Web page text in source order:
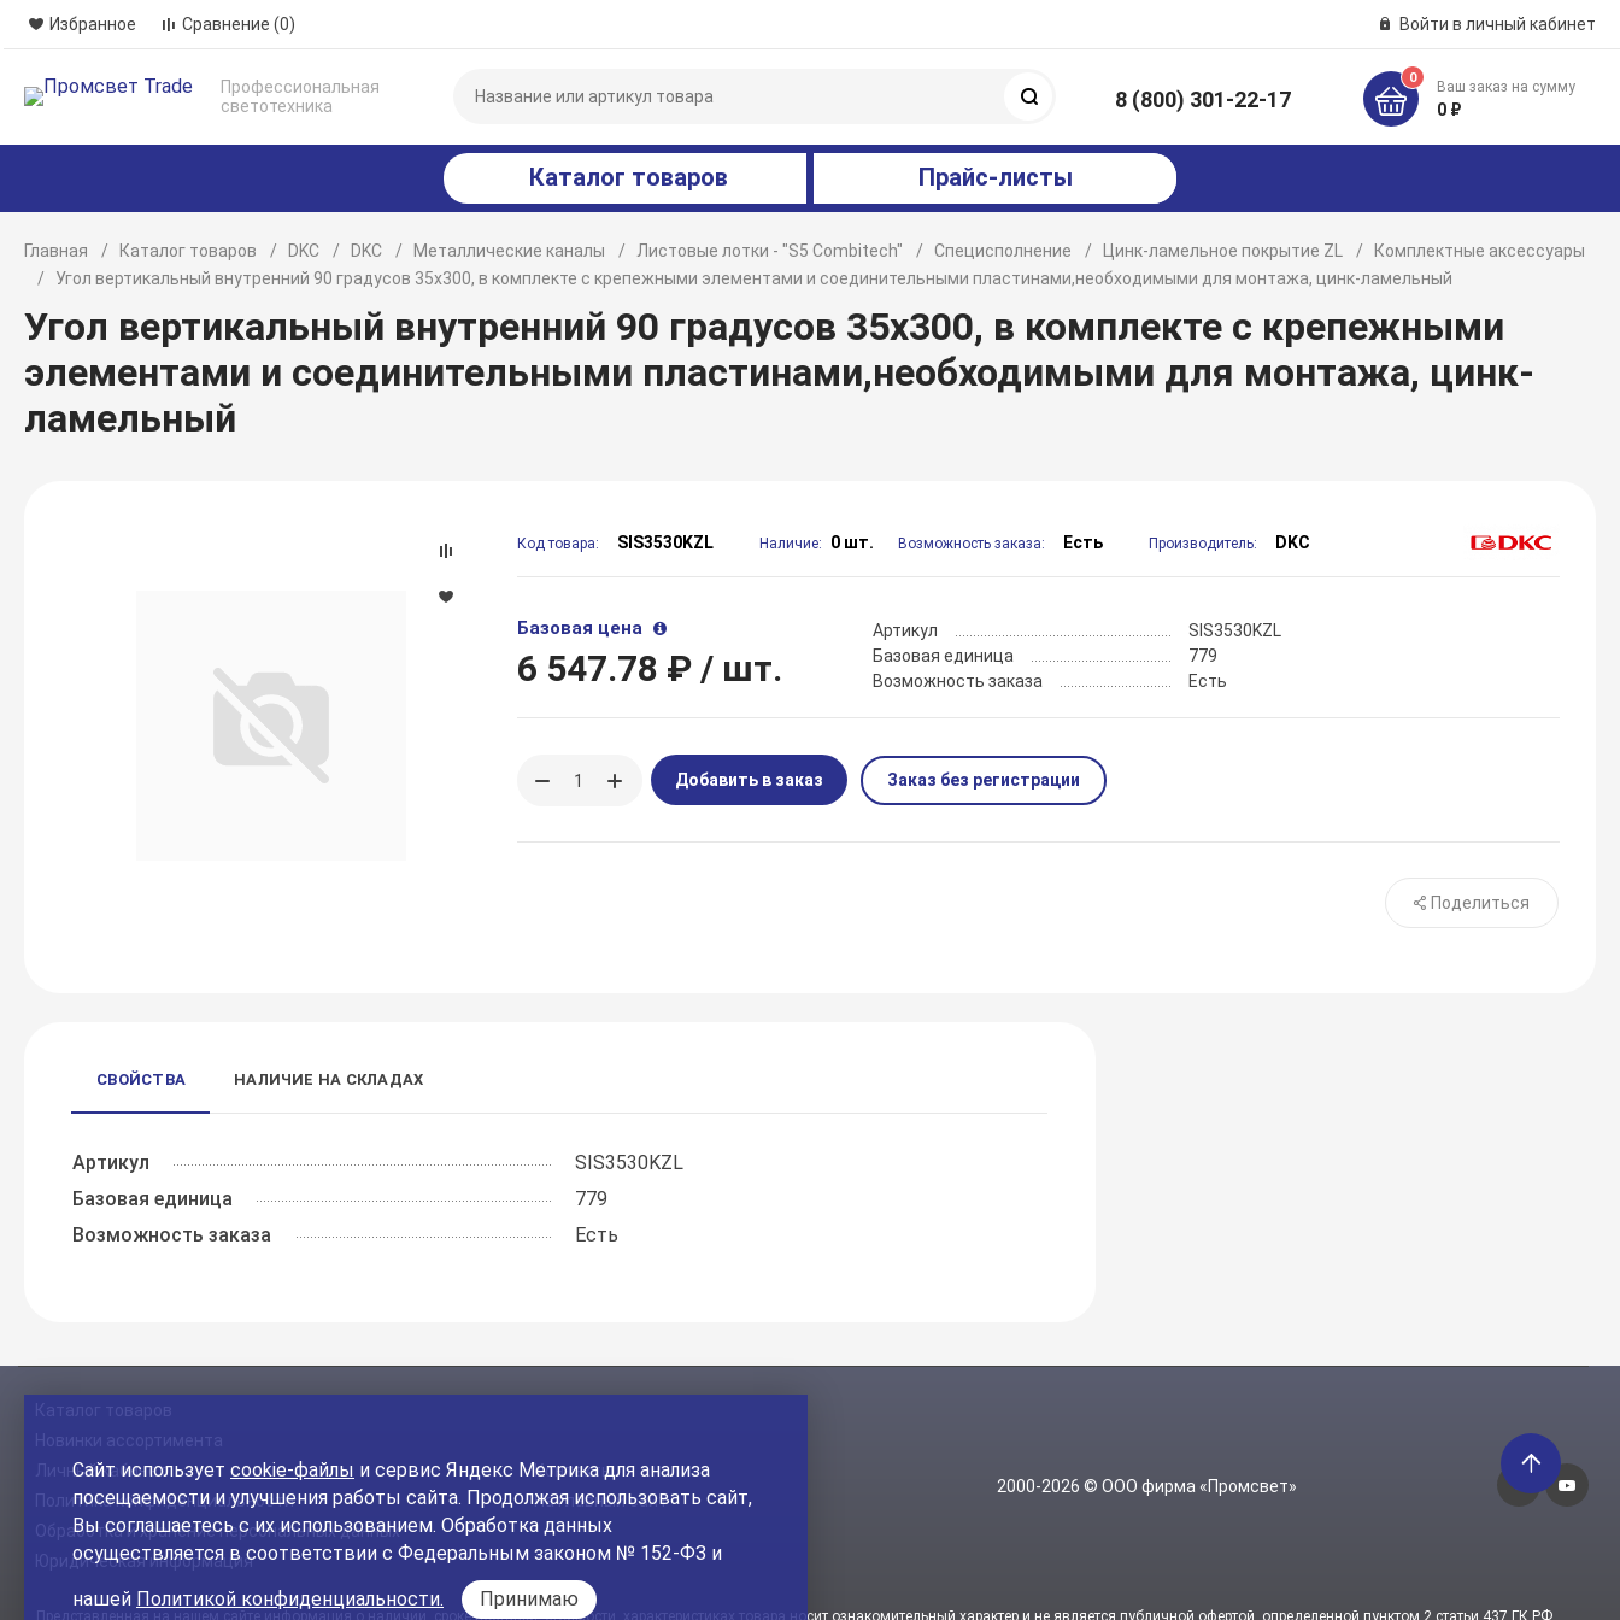
Избранное Сравнение (0) Войти в личный кабинет
Профессиональная
светотехника
8 (800) 301-22-17
0
Ваш заказ на сумму
0 ₽
Каталог товаров Прайс-листы
Главная Каталог товаров DKC DKC Металлические каналы Листовые лотки - "S5 Combitech" Специсполнение Цинк-ламельное покрытие ZL
Комплектные аксессуары
Угол вертикальный внутренний 90 градусов 35х300, в комплекте с крепежными элементами и соединительными пластинами,необходимыми для монтажа, цинк-ламельный
Угол вертикальный внутренний 90 градусов 35х300, в комплекте с крепежными
элементами и соединительными пластинами,необходимыми для монтажа, цинк-
ламельный
Код товара: SIS3530KZL Наличие: 0 шт. Возможность заказа: Есть Производитель: DKC
Базовая цена
6 547.78 ₽ / шт.
Артикул
SIS3530KZL
Базовая единица
779
Возможность заказа
Есть
Добавить в заказ Заказ без регистрации
Поделиться
СВОЙСТВА НАЛИЧИЕ НА СКЛАДАХ
Артикул
SIS3530KZL
Базовая единица
779
Возможность заказа
Есть
Каталог товаров
Новинки ассортимента
Личный кабинет
Политика конфиденциальности
Обработка и хранение персональных данных
Юридическая информация
Контакты
На главный сайт
2000-2026 © ООО фирма «Промсвет»
Сайт использует cookie-файлы и сервис Яндекс Метрика для анализа
посещаемости и улучшения работы сайта. Продолжая использовать сайт,
Вы соглашаетесь с их использованием. Обработка данных
осуществляется в соответствии с Федеральным законом № 152-ФЗ и
нашей Политикой конфиденциальности. Принимаю